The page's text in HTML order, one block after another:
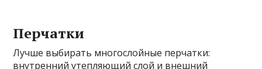
Перчатки
Лучше выбирать многослойные перчатки:
внутренний утепляющий слой и внешний